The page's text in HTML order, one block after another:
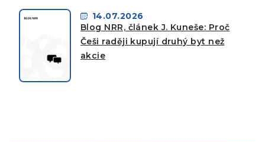
14.07.2026
Blog NRR, článek J. Kuneše: Proč
Češi raději kupují druhý byt než
akcie